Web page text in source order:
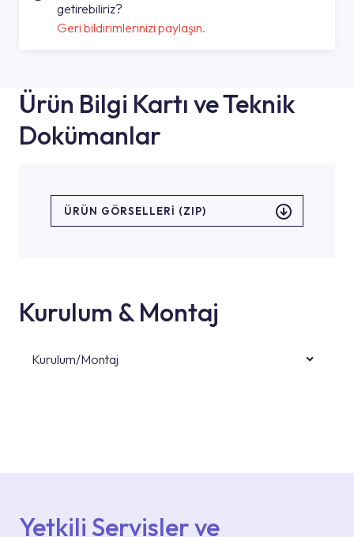
getirebiliriz?
Geri bildirimlerinizi paylaşın.
Ürün Bilgi Kartı ve Teknik
Dokümanlar
ÜRÜN GÖRSELLERI (ZIP)
Kurulum & Montaj
Kurulum/Montaj
Yetkili Servisler ve